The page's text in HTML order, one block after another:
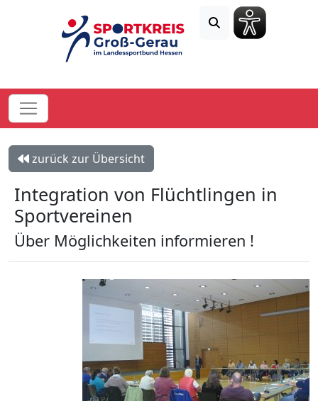
zurück zur Übersicht
​Integration von Flüchtlingen in
Sportvereinen
Über Möglichkeiten informieren !